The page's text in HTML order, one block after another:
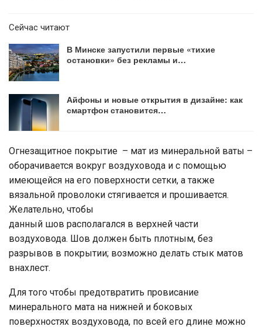
Сейчас читают
В Минске запустили первые «тихие
остановки» без рекламы и…
Айфоны и новые открытия в дизайне: как
смартфон становится…
Огнезащитное покрытие – мат из минеральной ваты –
оборачивается вокруг воздуховода и с помощью
имеющейся на его поверхности сетки, а также
вязальной проволоки стягивается и прошивается.
Желательно, что­бы
данный шов распола­гал­ся в верхней части
воздуховода. Шов должен быть плотным, без
разрывов в покрытии; возможно делать стык матов
внахлест.
Для того чтобы предотвратить провисание
минерального мата на нижней и боковых
поверхностях воздуховода, по всей его длине можно